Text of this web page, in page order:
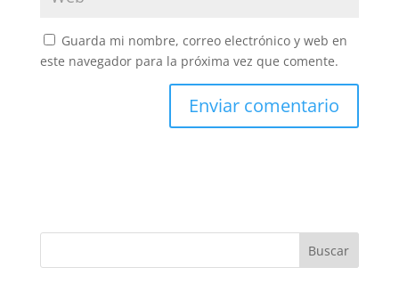
Guarda mi nombre, correo electrónico y web en
este navegador para la próxima vez que comente.
Buscar